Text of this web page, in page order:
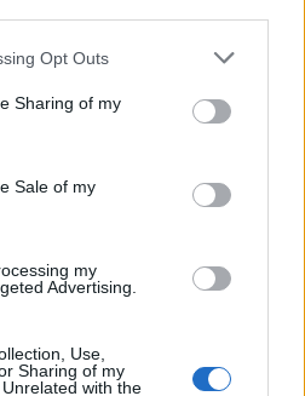
app uses one or more Google
behaviour. You may click to
and its third-party tags to
purposes in below Google
Opt Outs
Sharing of my
Sale of my
my
Advertising.
Use,
Sharing of my
with the
θνητότητα και κρούσματα
εκτιμώμενη θνητότητα των